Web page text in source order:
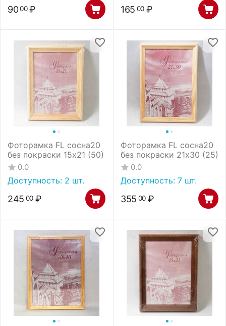
9000 ₽ 165 00 ₽
Фоторамка FL сосна20
без покраски 15х21 (50)
0.0
Доступность: 2 шт.
245 00 ₽
Фоторамка FL сосна20
без покраски 21х30 (25)
0.0
Доступность: 7 шт.
355 00 ₽